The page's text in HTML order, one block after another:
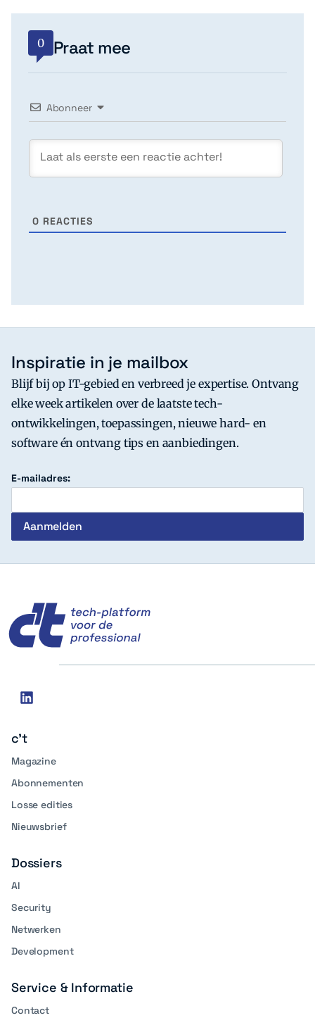
0 Praat mee
Abonneer
0 REACTIES
Inspiratie in je mailbox
Blijf bij op IT-gebied en verbreed je expertise. Ontvang
elke week artikelen over de laatste tech-
ontwikkelingen, toepassingen, nieuwe hard- en
software én ontvang tips en aanbiedingen.
E-mailadres:
Social
linkedin
c't
Magazine
Abonnementen
Losse edities
Nieuwsbrief
Dossiers
AI
Security
Netwerken
Development
Service & Informatie
Contact